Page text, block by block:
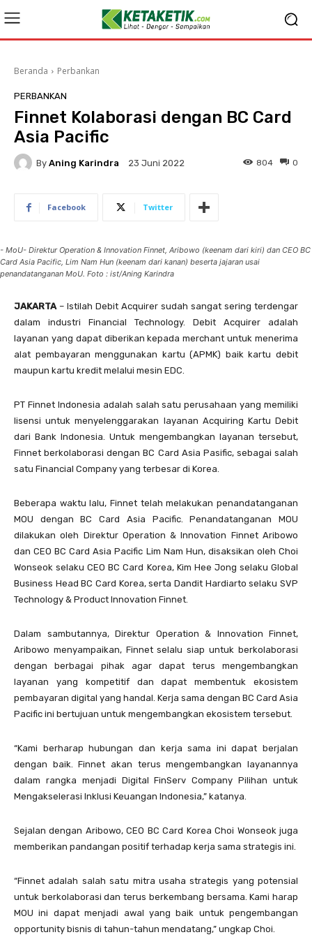
Beranda Perbankan
PERBANKAN
Finnet Kolaborasi dengan BC Card
Asia Pacific
By Aning Karindra 23 Juni 2022 0
804
Facebook Twitter
- MoU- Direktur Operation & Innovation Finnet, Aribowo (keenam dari kiri) dan CEO BC
Card Asia Pacific, Lim Nam Hun (keenam dari kanan) beserta jajaran usai
penandatanganan MoU. Foto : ist/Aning Karindra
JAKARTA– Istilah Debit Acquirer sudah sangat sering terdengar
dalam industri Financial Technology. Debit Acquirer adalah
layanan yang dapat diberikan kepada merchant untuk menerima
alat pembayaran menggunakan kartu (APMK) baik kartu debit
maupun kartu kredit melalui mesin EDC.
PT Finnet Indonesia adalah salah satu perusahaan yang memiliki
lisensi untuk menyelenggarakan layanan Acquiring Kartu Debit
dari Bank Indonesia. Untuk mengembangkan layanan tersebut,
Finnet berkolaborasi dengan BC Card Asia Pasific, sebagai salah
satu Financial Company yang terbesar di Korea.
Beberapa waktu lalu, Finnet telah melakukan penandatanganan
MOU dengan BC Card Asia Pacific. Penandatanganan MOU
dilakukan oleh Direktur Operation & Innovation Finnet Aribowo
dan CEO BC Card Asia Pacific Lim Nam Hun, disaksikan oleh Choi
Wonseok selaku CEO BC Card Korea, Kim Hee Jong selaku Global
Business Head BC Card Korea, serta Dandit Hardiarto selaku SVP
Technology & Product Innovation Finnet.
Dalam sambutannya, Direktur Operation & Innovation Finnet,
Aribowo menyampaikan, Finnet selalu siap untuk berkolaborasi
dengan berbagai pihak agar dapat terus mengembangkan
layanan yang kompetitif dan dapat membentuk ekosistem
pembayaran digital yang handal. Kerja sama dengan BC Card Asia
Pacific ini bertujuan untuk mengembangkan ekosistem tersebut.
“Kami berharap hubungan dan kerja sama ini dapat berjalan
dengan baik. Finnet akan terus mengembangkan layanannya
dalam rangka menjadi Digital FinServ Company Pilihan untuk
Mengakselerasi Inklusi Keuangan Indonesia,” katanya.
Sejalan dengan Aribowo, CEO BC Card Korea Choi Wonseok juga
memberikan pandangan positif terhadap kerja sama strategis ini.
“Finnet adalah salah satu mitra usaha strategis yang potensial
untuk berkolaborasi dan terus berkembang bersama. Kami harap
MOU ini dapat menjadi awal yang baik untuk pengembangan
opportunity bisnis di tahun-tahun mendatang,” ungkap Choi.